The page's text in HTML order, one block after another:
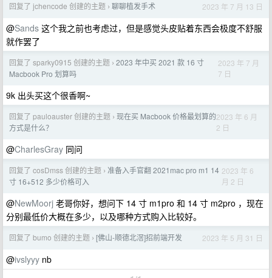
回复了 jchencode 创建的主题 › 聊聊植发手术 2023 年 7 月 13 日
@Sands 这个我之前也考虑过，但是感觉头皮贴着东西会极度不舒服
就作罢了
回复了 sparky0915 创建的主题 › 2023 年中买 2021 款 16 寸
Macbook Pro 划算吗
2023 年 7 月
7 日
9k 出头买这个很香啊~
回复了 pauloauster 创建的主题 › 现在买 Macbook 价格最划算的
方式是什么？
2023 年 6 月
2 日
@CharlesGray 同问
回复了 cosDmss 创建的主题 › 准备入手官翻 2021mac pro m1 14
寸 16+512 多少价格可入
2023 年 6
月 2 日
@NewMoorj 老哥你好，想问下 14 寸 m1pro 和 14 寸 m2pro ，现在
分别最低价大概在多少，以及哪种方式购入比较好。
回复了 bumo 创建的主题 › [佛山-顺德北滘]招前端开发 2023 年 5 月 31 日
@ivslyyy nb